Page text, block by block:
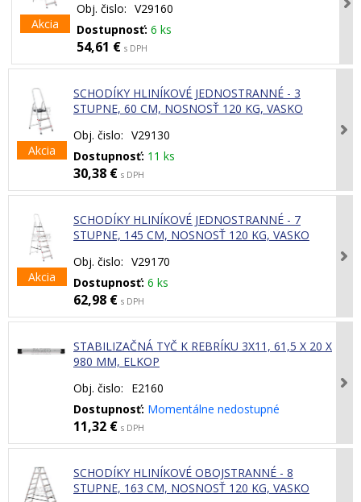
Akcia
Obj. čislo: V29160
Dostupnosť: 6 ks
54,61 € s DPH
Akcia
SCHODÍKY HLINÍKOVÉ JEDNOSTRANNÉ - 3
STUPNE, 60 CM, NOSNOSŤ 120 KG, VASKO
Obj. čislo: V29130
Dostupnosť: 11 ks
30,38 € s DPH
Akcia
SCHODÍKY HLINÍKOVÉ JEDNOSTRANNÉ - 7
STUPNE, 145 CM, NOSNOSŤ 120 KG, VASKO
Obj. čislo: V29170
Dostupnosť: 6 ks
62,98 € s DPH
STABILIZAČNÁ TYČ K REBRÍKU 3X11, 61,5 X 20 X
980 MM, ELKOP
Obj. čislo:
E2160
Dostupnosť: Momentálne nedostupné
11,32 € s DPH
SCHODÍKY HLINÍKOVÉ OBOJSTRANNÉ - 8
STUPNE, 163 CM, NOSNOSŤ 120 KG, VASKO